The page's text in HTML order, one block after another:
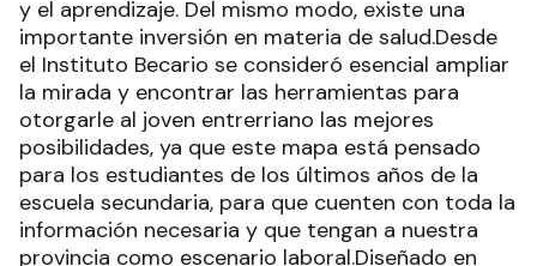
y el aprendizaje. Del mismo modo, existe una
importante inversión en materia de salud.Desde
el Instituto Becario se consideró esencial ampliar
la mirada y encontrar las herramientas para
otorgarle al joven entrerriano las mejores
posibilidades, ya que este mapa está pensado
para los estudiantes de los últimos años de la
escuela secundaria, para que cuenten con toda la
información necesaria y que tengan a nuestra
provincia como escenario laboral.Diseñado en